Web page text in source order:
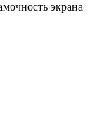
экрана